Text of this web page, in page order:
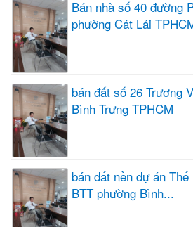
Bán nhà số 40 đường
phường Cát Lái
bán đất số 26 Trương
Bình Trưng TPHCM
bán đất nền dự án
BTT phường Bình...